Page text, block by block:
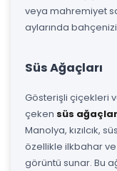
veya mahremiyet
aylarında
Süs Ağaçları
Gösterişli çiçekleri
çeken süs
Manolya, kızılcık,
özellikle ilkbahar
görüntü sunar. Bu